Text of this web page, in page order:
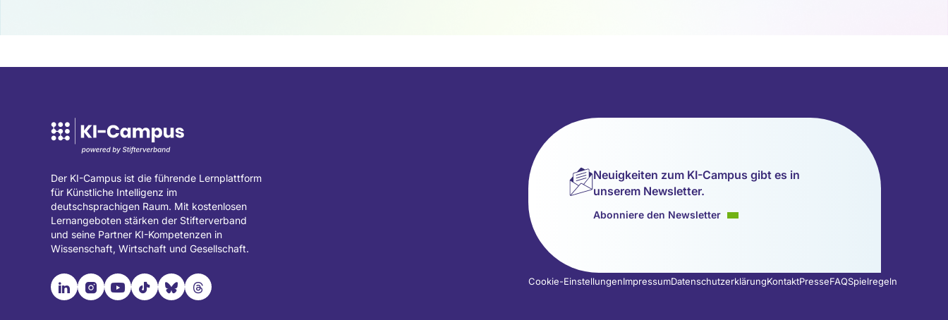
Der KI-Campus ist die führende Lernplattform
für Künstliche Intelligenz im
deutschsprachigen Raum. Mit kostenlosen
Lernangeboten stärken der Stifterverband
und seine Partner KI-Kompetenzen in
Wissenschaft, Wirtschaft und Gesellschaft.

Besuche
📹︎
Besuche
📺︎
Besuche
🎵︎
Besuche
🦋︎
Besuche
🧵︎
Besuche
Neuigkeiten zum KI-Campus gibt es in
unserem Newsletter.
Abonniere den Newsletter
Cookie-EinstellungenImpressumDatenschutzerklärungKontaktPresseFAQSpielregeln